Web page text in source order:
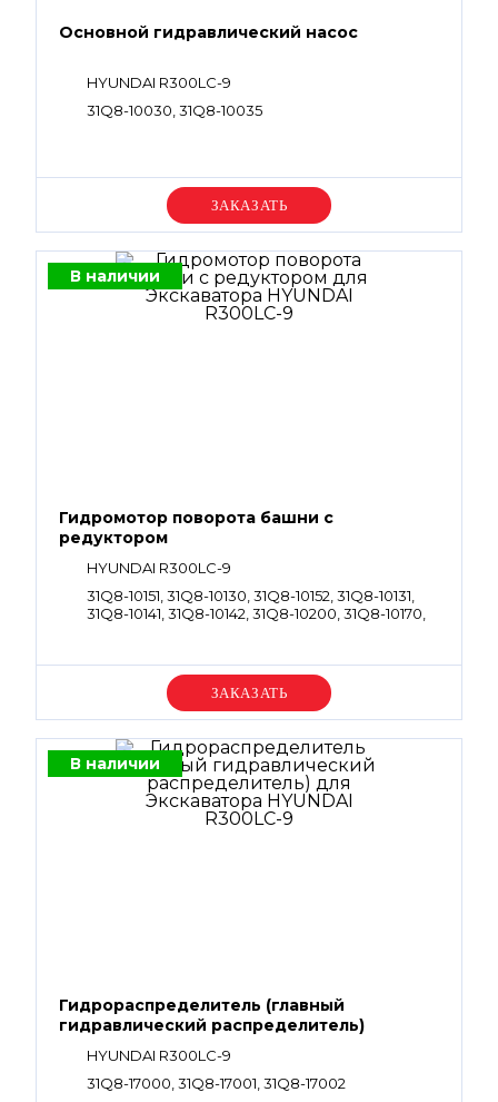
Основной гидравлический насос
HYUNDAI R300LC-9
31Q8-10030, 31Q8-10035
Уточняйте цену
В наличии
Гидромотор поворота башни с
редуктором
HYUNDAI R300LC-9
31Q8-10151, 31Q8-10130, 31Q8-10152, 31Q8-10131,
31Q8-10141, 31Q8-10142, 31Q8-10200, 31Q8-10170,
38Q8-11101, 39Q8-12100, 39Q8-12101
Уточняйте цену
В наличии
Гидрораспределитель (главный
гидравлический распределитель)
HYUNDAI R300LC-9
31Q8-17000, 31Q8-17001, 31Q8-17002